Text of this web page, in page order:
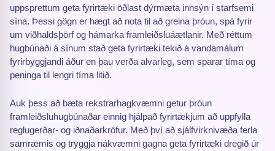
uppsprettum geta fyrirtæki öðlast dýrmæta innsýn í starfsemi
sína. Þessi gögn er hægt að nota til að greina þróun, spá fyrir
um viðhaldsþörf og hámarka framleiðsluáætlanir. Með réttum
hugbúnaði á sínum stað geta fyrirtæki tekið á vandamálum
fyrirbyggjandi áður en þau verða alvarleg, sem sparar tíma og
peninga til lengri tíma litið.
Auk þess að bæta rekstrarhagkvæmni getur þróun
framleiðsluhugbúnaðar einnig hjálpað fyrirtækjum að uppfylla
reglugerðar- og iðnaðarkröfur. Með því að sjálfvirknivæða ferla
samræmis og tryggja nákvæmni gagna geta fyrirtæki dregið úr